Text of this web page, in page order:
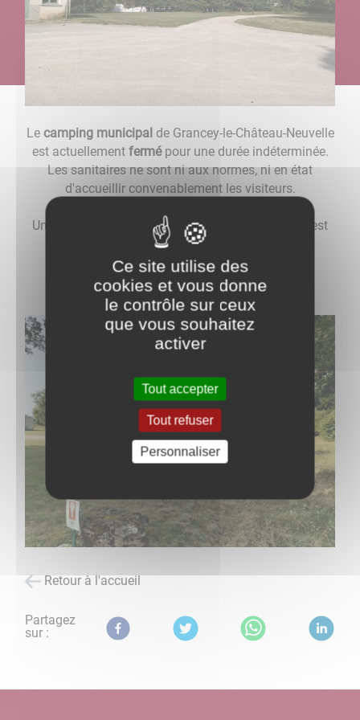
Le camping municipal de Grancey-le-Château-Neuvelle
est actuellement fermépour une durée indéterminée.
Les sanitaires ne sont ni aux normes, ni en état
d'accueillir convenablement les visiteurs.
Un projet de réhabilitation ou de réaménagement est
en cours de réflexion.
Retour à l'accueil
Partagez
sur :
Ce site utilise des
cookies et vous donne
le contrôle sur ceux
que vous souhaitez
activer
Tout accepter
Tout refuser
Personnaliser